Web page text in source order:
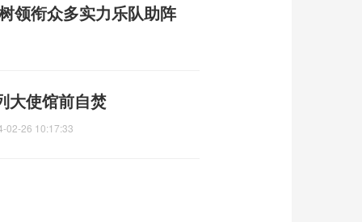
领衔众多实力乐队助阵
大使馆前自焚
02-26 10:17:33